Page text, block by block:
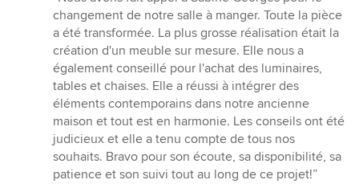
5
von
5
Sternen
changement de notre salle à manger. Toute la pièce
a été transformée. La plus grosse réalisation était la
création d'un meuble sur mesure. Elle nous a
également conseillé pour l'achat des luminaires,
tables et chaises. Elle a réussi à intégrer des
éléments contemporains dans notre ancienne
maison et tout est en harmonie. Les conseils ont été
judicieux et elle a tenu compte de tous nos
souhaits. Bravo pour son écoute, sa disponibilité, sa
patience et son suivi tout au long de ce projet!”